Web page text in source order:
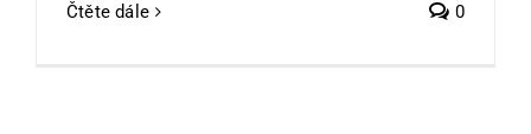
Čtěte dále 0